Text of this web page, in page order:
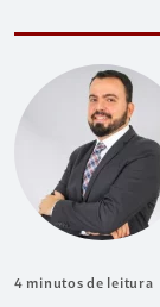
4 minutos de leitura